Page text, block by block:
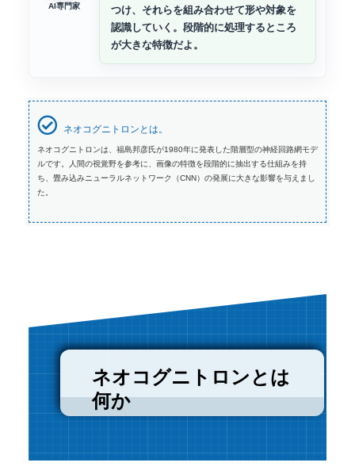
AI専門家
つけ、それらを組み合わせて形や対象を
認識していく。段階的に処理するところ
が大きな特徴だよ。
ネオコグニトロンとは。
ネオコグニトロンは、福島邦彦氏が1980年に発表した階層型の神経回路網モデ
ルです。人間の視覚野を参考に、画像の特徴を段階的に抽出する仕組みを持
ち、畳み込みニューラルネットワーク（CNN）の発展に大きな影響を与えまし
た。
ネオコグニトロンとは
何か